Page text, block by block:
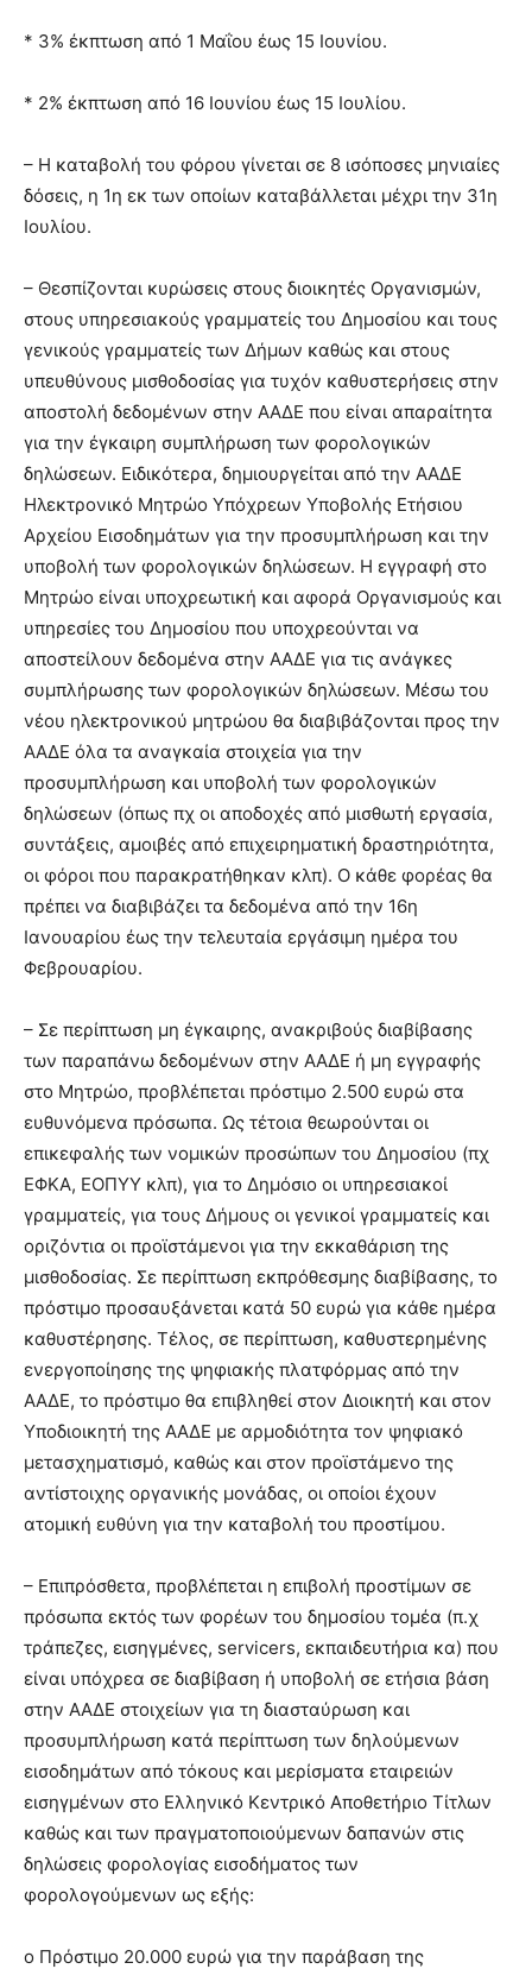
* 3% έκπτωση από 1 Μαΐου έως 15 Ιουνίου.
* 2% έκπτωση από 16 Ιουνίου έως 15 Ιουλίου.
– Η καταβολή του φόρου γίνεται σε 8 ισόποσες μηνιαίες
δόσεις, η 1η εκ των οποίων καταβάλλεται μέχρι την 31η
Ιουλίου.
– Θεσπίζονται κυρώσεις στους διοικητές Οργανισμών,
στους υπηρεσιακούς γραμματείς του Δημοσίου και τους
γενικούς γραμματείς των Δήμων καθώς και στους
υπευθύνους μισθοδοσίας για τυχόν καθυστερήσεις στην
αποστολή δεδομένων στην ΑΑΔΕ που είναι απαραίτητα
για την έγκαιρη συμπλήρωση των φορολογικών
δηλώσεων. Ειδικότερα, δημιουργείται από την ΑΑΔΕ
Ηλεκτρονικό Μητρώο Υπόχρεων Υποβολής Ετήσιου
Αρχείου Εισοδημάτων για την προσυμπλήρωση και την
υποβολή των φορολογικών δηλώσεων. Η εγγραφή στο
Μητρώο είναι υποχρεωτική και αφορά Οργανισμούς και
υπηρεσίες του Δημοσίου που υποχρεούνται να
αποστείλουν δεδομένα στην ΑΑΔΕ για τις ανάγκες
συμπλήρωσης των φορολογικών δηλώσεων. Μέσω του
νέου ηλεκτρονικού μητρώου θα διαβιβάζονται προς την
ΑΑΔΕ όλα τα αναγκαία στοιχεία για την
προσυμπλήρωση και υποβολή των φορολογικών
δηλώσεων (όπως πχ οι αποδοχές από μισθωτή εργασία,
συντάξεις, αμοιβές από επιχειρηματική δραστηριότητα,
οι φόροι που παρακρατήθηκαν κλπ). Ο κάθε φορέας θα
πρέπει να διαβιβάζει τα δεδομένα από την 16η
Ιανουαρίου έως την τελευταία εργάσιμη ημέρα του
Φεβρουαρίου.
– Σε περίπτωση μη έγκαιρης, ανακριβούς διαβίβασης
των παραπάνω δεδομένων στην ΑΑΔΕ ή μη εγγραφής
στο Μητρώο, προβλέπεται πρόστιμο 2.500 ευρώ στα
ευθυνόμενα πρόσωπα. Ως τέτοια θεωρούνται οι
επικεφαλής των νομικών προσώπων του Δημοσίου (πχ
ΕΦΚΑ, ΕΟΠΥΥ κλπ), για το Δημόσιο οι υπηρεσιακοί
γραμματείς, για τους Δήμους οι γενικοί γραμματείς και
οριζόντια οι προϊστάμενοι για την εκκαθάριση της
μισθοδοσίας. Σε περίπτωση εκπρόθεσμης διαβίβασης, το
πρόστιμο προσαυξάνεται κατά 50 ευρώ για κάθε ημέρα
καθυστέρησης. Τέλος, σε περίπτωση, καθυστερημένης
ενεργοποίησης της ψηφιακής πλατφόρμας από την
ΑΑΔΕ, το πρόστιμο θα επιβληθεί στον Διοικητή και στον
Υποδιοικητή της ΑΑΔΕ με αρμοδιότητα τον ψηφιακό
μετασχηματισμό, καθώς και στον προϊστάμενο της
αντίστοιχης οργανικής μονάδας, οι οποίοι έχουν
ατομική ευθύνη για την καταβολή του προστίμου.
– Επιπρόσθετα, προβλέπεται η επιβολή προστίμων σε
πρόσωπα εκτός των φορέων του δημοσίου τομέα (π.χ
τράπεζες, εισηγμένες, servicers, εκπαιδευτήρια κα) που
είναι υπόχρεα σε διαβίβαση ή υποβολή σε ετήσια βάση
στην ΑΑΔΕ στοιχείων για τη διασταύρωση και
προσυμπλήρωση κατά περίπτωση των δηλούμενων
εισοδημάτων από τόκους και μερίσματα εταιρειών
εισηγμένων στο Ελληνικό Κεντρικό Αποθετήριο Τίτλων
καθώς και των πραγματοποιούμενων δαπανών στις
δηλώσεις φορολογίας εισοδήματος των
φορολογούμενων ως εξής:
o Πρόστιμο 20.000 ευρώ για την παράβαση της